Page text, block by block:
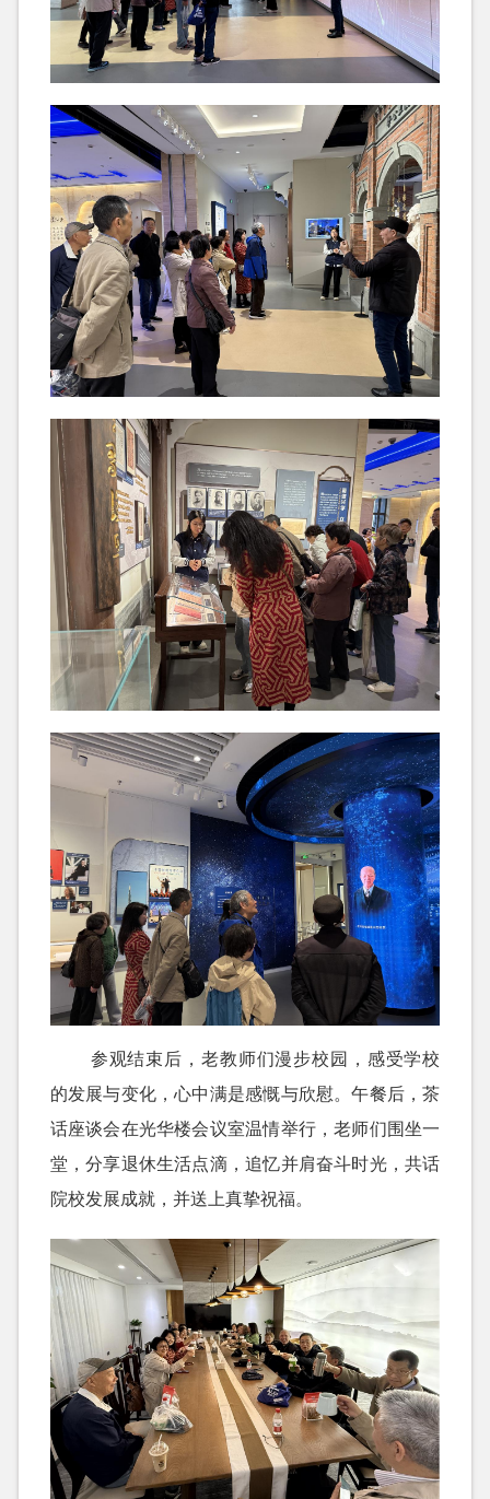
参观结束后，老教师们漫步校园，感受学校
的发展与变化，心中满是感慨与欣慰。午餐后，茶
话座谈会在光华楼会议室温情举行，老师们围坐一
堂，分享退休生活点滴，追忆并肩奋斗时光，共话
院校发展成就，并送上真挚祝福。